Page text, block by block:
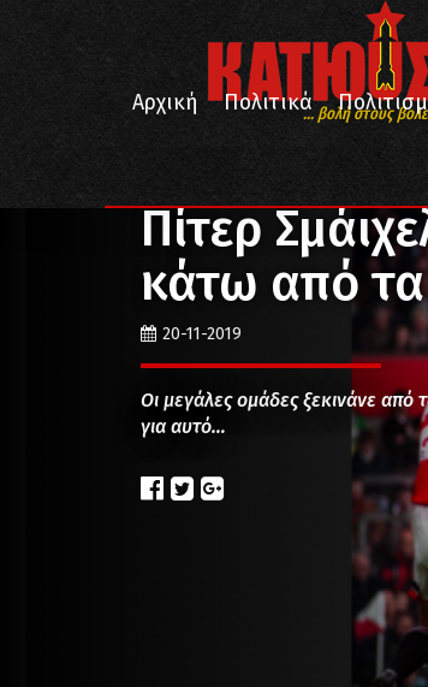
... βολή στους
Αρχική
Πολιτικά
Αθλητισμός Πίτερ
Πίτερ
κάτω από
20-11-2019
Οι μεγάλες ομάδες ξεκινάνε από
για αυτό…